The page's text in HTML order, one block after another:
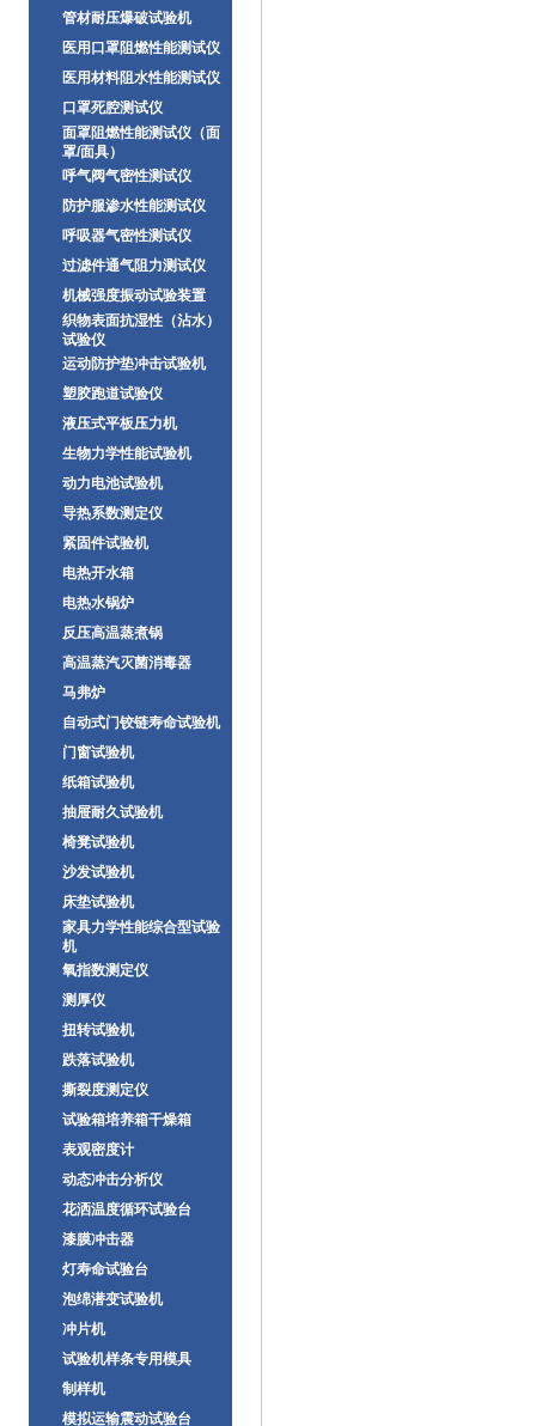
管材耐压爆破试验机
医用口罩阻燃性能测试仪
医用材料阻水性能测试仪
口罩死腔测试仪
面罩阻燃性能测试仪（面
罩/面具）
呼气阀气密性测试仪
防护服渗水性能测试仪
呼吸器气密性测试仪
过滤件通气阻力测试仪
机械强度振动试验装置
织物表面抗湿性（沾水）
试验仪
运动防护垫冲击试验机
塑胶跑道试验仪
液压式平板压力机
生物力学性能试验机
动力电池试验机
导热系数测定仪
紧固件试验机
电热开水箱
电热水锅炉
反压高温蒸煮锅
高温蒸汽灭菌消毒器
马弗炉
自动式门铰链寿命试验机
门窗试验机
纸箱试验机
抽屉耐久试验机
椅凳试验机
沙发试验机
床垫试验机
家具力学性能综合型试验
机
氧指数测定仪
测厚仪
扭转试验机
跌落试验机
撕裂度测定仪
试验箱培养箱干燥箱
表观密度计
动态冲击分析仪
花洒温度循环试验台
漆膜冲击器
灯寿命试验台
泡绵潜变试验机
冲片机
试验机样条专用模具
制样机
模拟运输震动试验台